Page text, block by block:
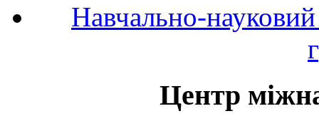
Навчально-
Центр